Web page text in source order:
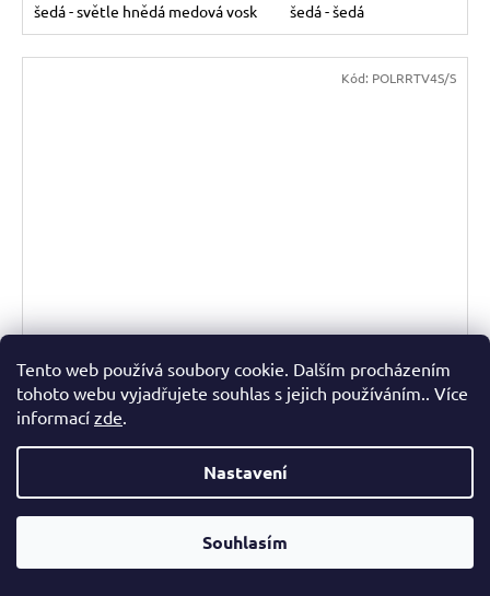
Tento web používá soubory cookie. Dalším procházením
tohoto webu vyjadřujete souhlas s jejich používáním.. Více
informací zde.
Nastavení
Souhlasím
šedá - světle hnědá medová vosk šedá - šedá
Televizní stolek Hacienda Grey 4S z masivu
Televizní stolek Hacienda Grey 4S poslouží nejen jako masivní
Kód: POLRRTV4S/S